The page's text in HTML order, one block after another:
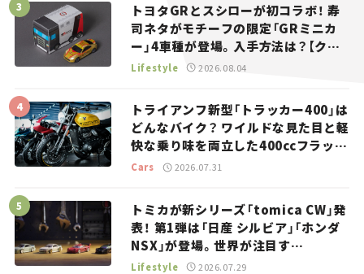
トヨタGRとスシローが初コラボ！ 寿
司ネタがモチーフの限定「GRミニカ
ー」4車種が登場。入手方法は？【クル
マとホビー】
Lifestyle 2026.08.04
トライアンフ新型「トラッカー400」は
どんなバイク？ ワイルドな見た目と軽
快な乗り味を両立した400ccフラット
トラッカー【試乗レビュー】
Cars 2026.07.31
トミカが新シリーズ「tomica CW」発
表！ 第1弾は「日産 シルビア」「ホンダ
NSX」が登場。世界が注目す
る“JDM”に焦点【クルマとホビー】
Lifestyle 2026.07.29